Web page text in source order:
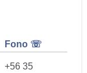
Fono ☏
+56 35